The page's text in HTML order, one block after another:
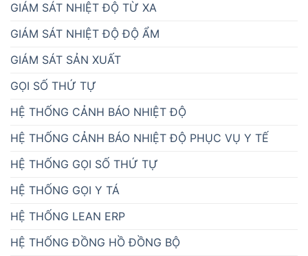
GIÁM SÁT NHIỆT ĐỘ TỪ XA
GIÁM SÁT NHIỆT ĐỘ ĐỘ ẨM
GIÁM SÁT SẢN XUẤT
GỌI SỐ THỨ TỰ
HỆ THỐNG CẢNH BÁO NHIỆT ĐỘ
HỆ THỐNG CẢNH BÁO NHIỆT ĐỘ PHỤC VỤ Y TẾ
HỆ THỐNG GỌI SỐ THỨ TỰ
HỆ THỐNG GỌI Y TÁ
HỆ THỐNG LEAN ERP
HỆ THỐNG ĐỒNG HỒ ĐỒNG BỘ